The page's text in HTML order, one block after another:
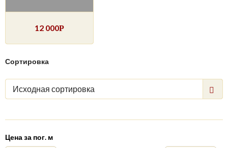
12 000Р
Сортировка
Исходная сортировка
Цена за пог. м